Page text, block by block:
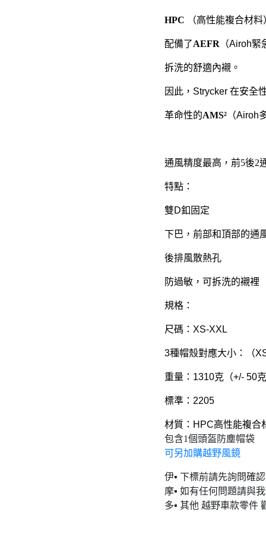
HPC （高性能複合材
配備了AEFR （Airoh
拆洗的舒適內襯。
因此，Strycker 在安全
革命性的AMS² （Airoh
通風精度最高，前5後2
特點：
雙D釦固定
下巴，前部和頂部的通
後排風散熱孔
防過敏，可拆洗的襯裡
規格：
尺碼：XS-XXL
3種帽殼對應大小：（
重量：1310克（+/- 50
標準：2205
材質：HPC高性能複合
包含1個頭盔防塵帽袋
可另加購越野風鏡
伊▪ 下標前請先詢問確
摩▪ 如有任何問題請與
多▪ 其他 越野車款零件